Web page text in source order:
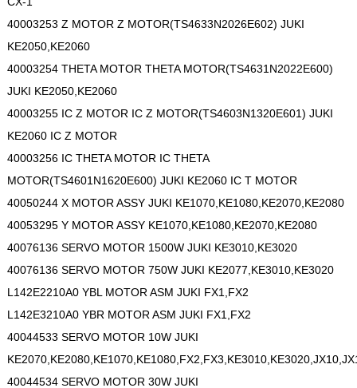
40003253 Z MOTOR Z MOTOR(TS4633N2026E602) JUKI
KE2050,KE2060
40003254 THETA MOTOR THETA MOTOR(TS4631N2022E600)
JUKI KE2050,KE2060
40003255 IC Z MOTOR IC Z MOTOR(TS4603N1320E601) JUKI
KE2060 IC Z MOTOR
40003256 IC THETA MOTOR IC THETA
MOTOR(TS4601N1620E600) JUKI KE2060 IC T MOTOR
40050244 X MOTOR ASSY JUKI KE1070,KE1080,KE2070,KE2080
40053295 Y MOTOR ASSY KE1070,KE1080,KE2070,KE2080
40076136 SERVO MOTOR 1500W JUKI KE3010,KE3020
40076136 SERVO MOTOR 750W JUKI KE2077,KE3010,KE3020
L142E2210A0 YBL MOTOR ASM JUKI FX1,FX2
L142E3210A0 YBR MOTOR ASM JUKI FX1,FX2
40044533 SERVO MOTOR 10W JUKI
40044534 SERVO MOTOR 30W JUKI